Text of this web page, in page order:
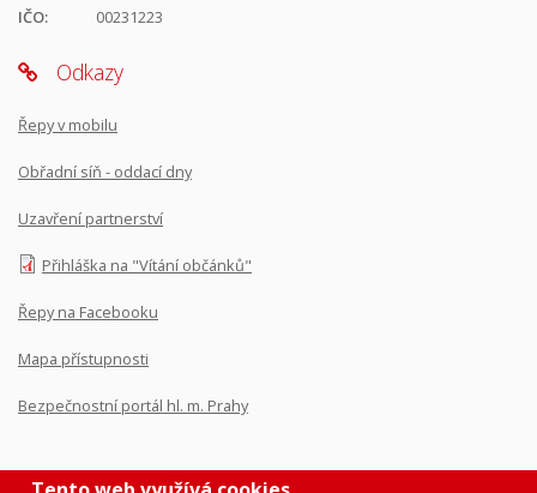
IČO: 00231223
Odkazy
Řepy v mobilu
Obřadní síň - oddací dny
Uzavření partnerství
Přihláška na "Vítání občánků"
Řepy na Facebooku
Mapa přístupnosti
Bezpečnostní portál hl. m. Prahy